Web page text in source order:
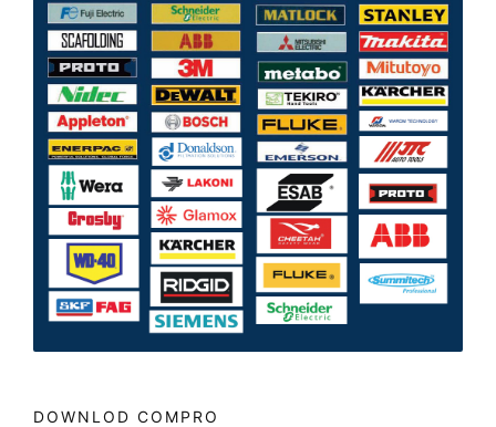
DOWNLOD COMPRO